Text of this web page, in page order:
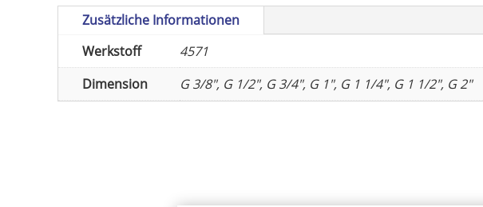
Zusätzliche Informationen
Werkstoff
4571
Dimension
G 3/8", G 1/2", G 3/4", G 1", G 1 1/4", G 1 1/2", G 2"